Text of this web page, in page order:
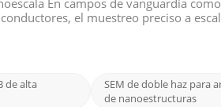
En campos de vanguardia
el muestreo preciso a
de alta
SEM de doble haz para
de nanoestructuras